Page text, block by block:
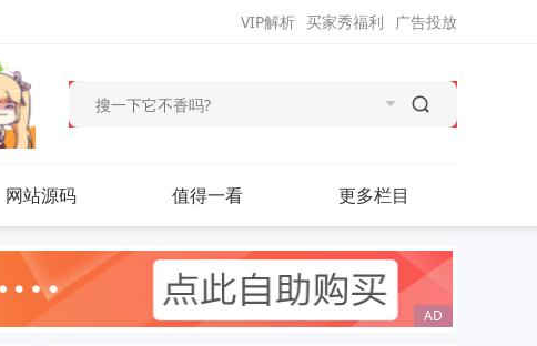
广告投放
买家秀福利
VIP解析
网站源码 值得一看 更多栏目